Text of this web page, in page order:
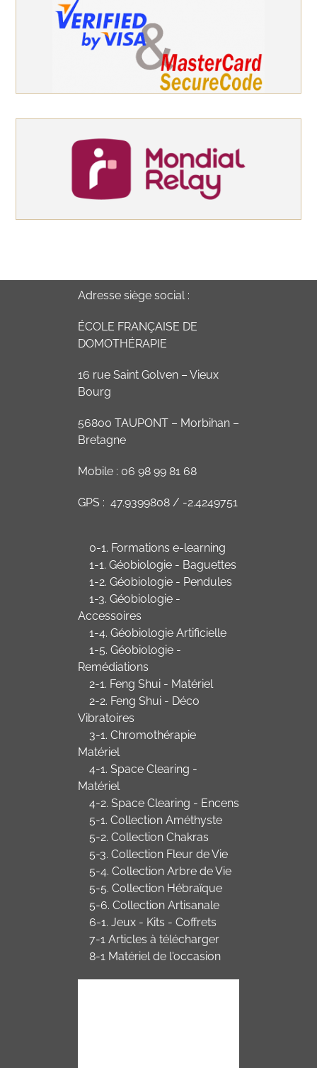
Adresse siège social :
ÉCOLE FRANÇAISE DE
DOMOTHÉRAPIE
16 rue Saint Golven – Vieux
Bourg
56800 TAUPONT – Morbihan –
Bretagne
Mobile : 06 98 99 81 68
GPS : 47.9399808 / -2.4249751
0-1. Formations e-learning
1-1. Géobiologie - Baguettes
1-2. Géobiologie - Pendules
1-3. Géobiologie -
Accessoires
1-4. Géobiologie Artificielle
1-5. Géobiologie -
Remédiations
2-1. Feng Shui - Matériel
2-2. Feng Shui - Déco
Vibratoires
3-1. Chromothérapie
Matériel
4-1. Space Clearing -
Matériel
4-2. Space Clearing - Encens
5-1. Collection Améthyste
5-2. Collection Chakras
5-3. Collection Fleur de Vie
5-4. Collection Arbre de Vie
5-5. Collection Hébraïque
5-6. Collection Artisanale
6-1. Jeux - Kits - Coffrets
7-1 Articles à télécharger
8-1 Matériel de l'occasion